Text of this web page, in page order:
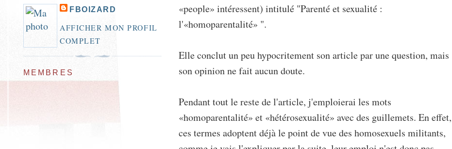
«people» intéressent) intitulé "Parenté et sexualité :
l'«homoparentalité» ".
Elle conclut un peu hypocritement son article par une question, mais
son opinion ne fait aucun doute.
Pendant tout le reste de l'article, j'emploierai les mots
«homoparentalité» et «hétérosexualité» avec des guillemets. En effet,
ces termes adoptent déjà le point de vue des homosexuels militants,
FBOIZARD
AFFICHER MON PROFIL
COMPLET
MEMBRES